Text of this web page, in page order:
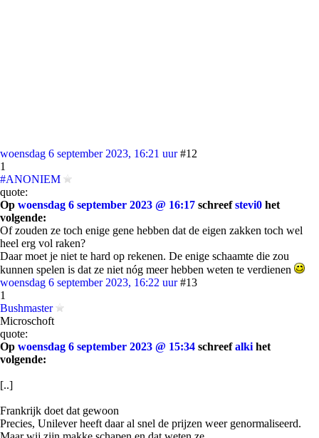
woensdag 6 september 2023, 16:21 uur #12
1
#ANONIEM
quote:
Op woensdag 6 september 2023 @ 16:17 schreefstevi0 het
volgende:
Of zouden ze toch enige gene hebben dat de eigen zakken toch wel
heel erg vol raken?
Daar moet je niet te hard op rekenen. De enige schaamte die zou
kunnen spelen is dat ze niet nóg meer hebben weten te verdienen
woensdag 6 september 2023, 16:22 uur #13
1
Bushmaster
Microschoft
quote:
Op woensdag 6 september 2023 @ 15:34 schreefalki het
volgende:
[..]
Frankrijk doet dat gewoon
Precies, Unilever heeft daar al snel de prijzen weer genormaliseerd.